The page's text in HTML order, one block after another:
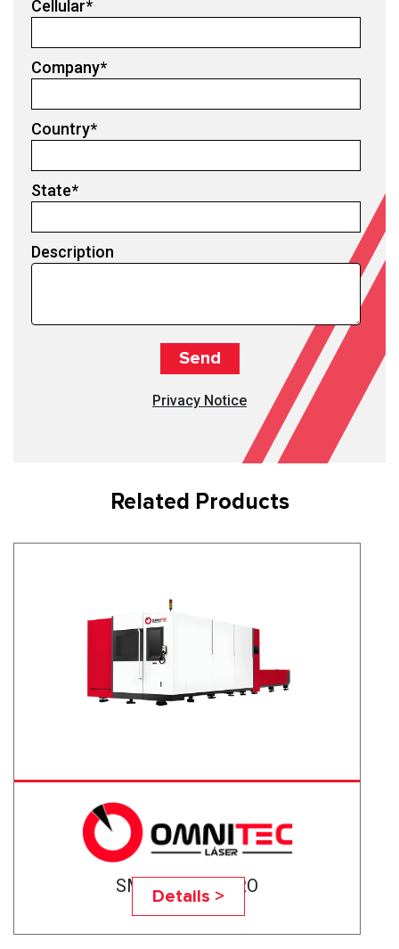
Cellular*
Company*
Country*
State*
Description
Privacy Notice
Related Products
SMART 3015 PRO
Details >